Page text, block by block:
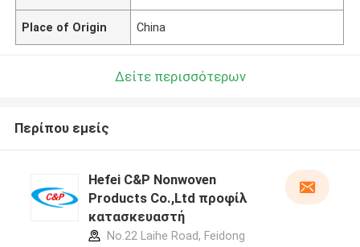
Place of Origin China
Δείτε περισσότερων
Περίπου εμείς
Hefei C&P Nonwoven
Products Co.,Ltd προφίλ
κατασκευαστή
No.22 Laihe Road, Feidong